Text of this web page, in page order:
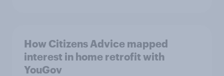
How Citizens Advice mapped
interest in home retrofit with
YouGov